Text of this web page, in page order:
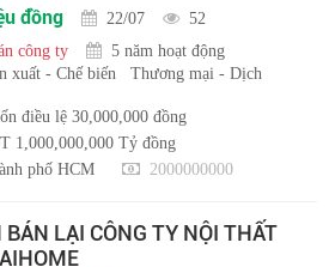
đồng 22/07
52
công ty
5 năm hoạt động
xuất - Chế biến
Thương mại - Dịch
điều lệ 30,000,000 đồng
1,000,000,000 Tỷ đồng
phố HCM
2000000000
BÁN LẠI CÔNG TY NỘI THẤT